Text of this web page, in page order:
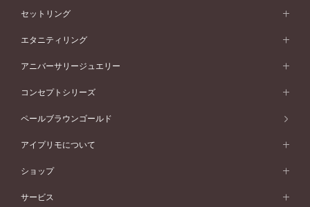
婚約指輪一覧
ピンクゴールド
ペールブラウンゴールド
ウェーブライン
V字ライン
ワンサイドメレ
ダブルサイドメレ
シンプル
フェミニン
モード
50万円台～
40万円台～
30万円台～
婚約指輪 人気ランキング
婚約ネックレス
結婚指輪 (マリッジリング)
結婚指輪一覧
ピンクゴールド
ペールブラウンゴールド
ウェーブライン
V字ライン
ワンメレ
セベラルメレ
シンプル
フェミニン
モード
50万円～
40万円～50万円
セットリング
セットリング
セットリング一覧
ピンクゴールド
ペールブラウンゴールド
エタニティリング
エタニティリング
エタニティリング一覧
ピンクゴールド
ペールブラウンゴールド
アニバーサリージュエリー
アニバーサリージュエリー
アニバーサリージュエリー一覧
ファッションリング
ブレスレット
コンセプトシリーズ
コンセプトシリーズ
オリジンビリーフ
エトワル
ペールブラウンゴールド
アイプリモについて
アイプリモについて
パーソナルハンド診断
ショップ
店舗一覧
サービス